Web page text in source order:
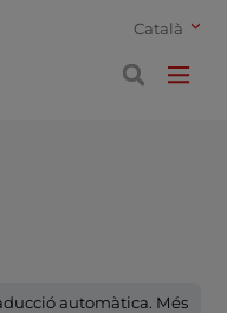
Català
automàtica. Més